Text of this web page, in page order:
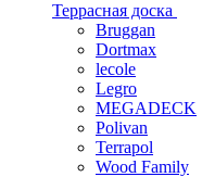
Террасная доска
Bruggan
Dortmax
lecole
Legro
MEGADECK
Polivan
Terrapol
Wood Family